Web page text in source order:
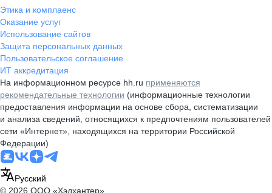
Этика и комплаенс
Оказание услуг
Использование сайтов
Защита персональных данных
Пользовательское соглашение
ИТ аккредитация
На информационном ресурсе hh.ru применяются
рекомендательные технологии (информационные технологии
предоставления информации на основе сбора, систематизации
и анализа сведений, относящихся к предпочтениям пользователей
сети «Интернет», находящихся на территории Российской
Федерации)
Русский
© 2026 ООО «Хэдхантер»